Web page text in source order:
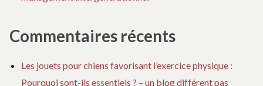
Commentaires récents
Les jouets pour chiens favorisant l’exercice physique :
Pourquoi sont-ils essentiels ? – un blog différent pas